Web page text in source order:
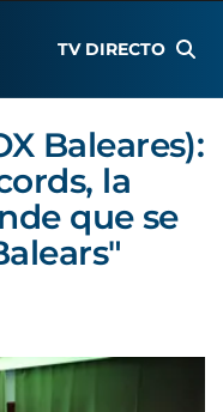
TV DIRECTO
Baleares):
la
que se